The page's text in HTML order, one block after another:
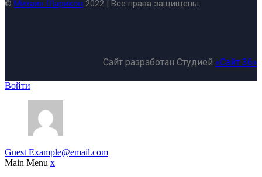
© Михаил Шариков 2022 | Все права защищены.
Сайт разработан Студией «Сайт 36»
Войти
Guest Example@email.com
Main Menu x